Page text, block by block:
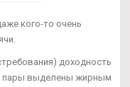
кого-то очень
доходность
пары выделены жирным